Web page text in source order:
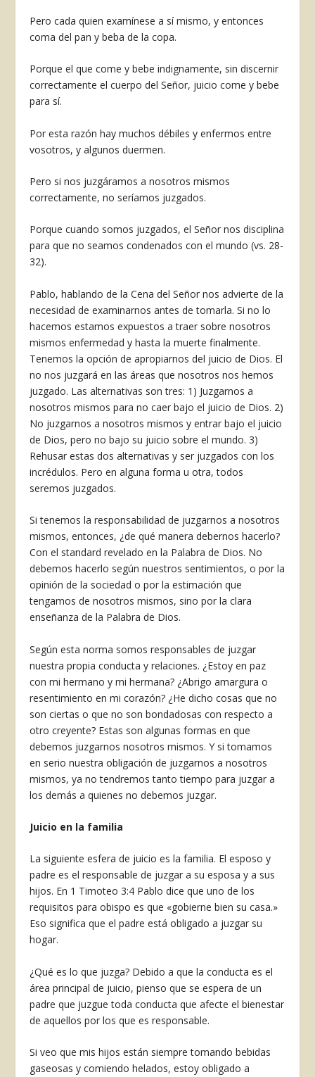
Pero cada quien examínese a sí mismo, y entonces
coma del pan y beba de la copa.
Porque el que come y bebe indignamente, sin discernir
correctamente el cuerpo del Se­ñor, juicio come y bebe
para sí.
Por esta razón hay muchos débiles y enfer­mos entre
vosotros, y algunos duermen.
Pero si nos juzgáramos a nosotros mismos
correctamente, no seríamos juzgados.
Porque cuando somos juzgados, el Señor nos disciplina
para que no seamos condenados con el mundo (vs. 28-
32).
Pablo, hablando de la Cena del Señor nos ad­vierte de la
necesidad de examinarnos antes de tomarla. Si no lo
hacemos estamos expuestos a traer sobre nosotros
mismos enfermedad y hasta la muerte finalmente.
Tenemos la opción de apro­piarnos del juicio de Dios. El
no nos juzgará en las áreas que nosotros nos hemos
juzgado. Las al­ternativas son tres: 1) Juzgarnos a
nosotros mis­mos para no caer bajo el juicio de Dios. 2)
No juz­garnos a nosotros mismos y entrar bajo el juicio
de Dios, pero no bajo su juicio sobre el mundo. 3)
Rehusar estas dos alternativas y ser juzgados con los
incrédulos. Pero en alguna forma u otra, todos
seremos juzgados.
Si tenemos la responsabilidad de juzgarnos a nosotros
mismos, entonces, ¿de qué manera de­bernos hacerlo?
Con el standard revelado en la Palabra de Dios. No
debemos hacerlo según nues­tros sentimientos, o por la
opinión de la sociedad o por la estimación que
tengamos de nosotros mismos, sino por la clara
enseñanza de la Palabra de Dios.
Según esta norma somos responsables de juzgar
nuestra propia conducta y relaciones. ¿Es­toy en paz
con mi hermano y mi hermana? ¿Abri­go amargura o
resentimiento en mi corazón? ¿He dicho cosas que no
son ciertas o que no son bon­dadosas con respecto a
otro creyente? Estas son algunas formas en que
debemos juzgarnos noso­tros mismos. Y si tomamos
en serio nuestra obli­gación de juzgarnos a nosotros
mismos, ya no tendremos tanto tiempo para juzgar a
los demás a quienes no debemos juzgar.
Juicio en la familia
La siguiente esfera de juicio es la familia. El es­poso y
padre es el responsable de juzgar a su espo­sa y a sus
hijos. En 1 Timoteo 3:4 Pablo dice que uno de los
requisitos para obispo es que «gobierne bien su casa.»
Eso significa que el padre está obli­gado a juzgar su
hogar.
¿Qué es lo que juzga? Debido a que la conducta es el
área principal de juicio, pienso que se espera de un
padre que juzgue toda conducta que afecte el bienestar
de aquellos por los que es responsable.
Si veo que mis hijos están siempre tomando bebi­das
gaseosas y comiendo helados, estoy obligado a